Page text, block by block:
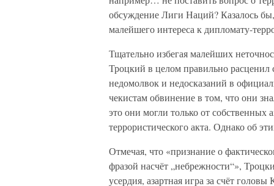
обсуждение Лиги Наций? Казалось
малейшего интереса к дипломату-
Тщательно избегая малейших
Троцкий в целом правильно расценил
недомолвок и недосказаний в
чекистам обвинение в том, что они
это они могли только от собственных
террористического акта. Однако об
Отмечая, что «признание о
фразой насчёт „небрежности“»,
усердия, азартная игра за счёт